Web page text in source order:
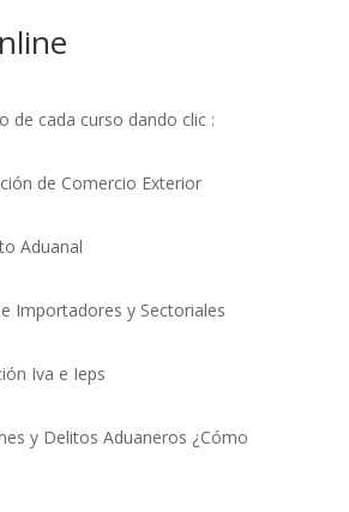
de cada curso dando clic :
de Comercio Exterior
Aduanal
Importadores y Sectoriales
Iva e Ieps
y Delitos Aduaneros ¿Cómo